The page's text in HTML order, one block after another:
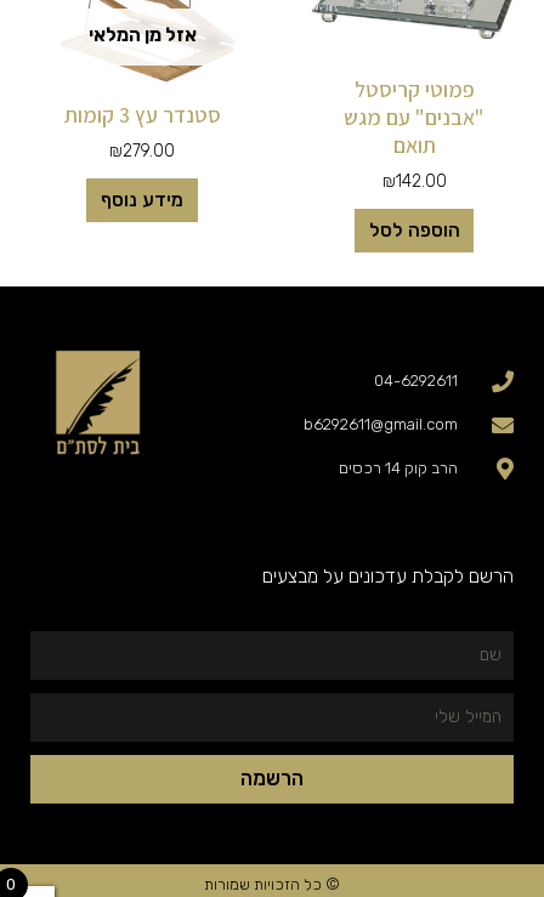
פמוטי קריסטל
"אבנים" עם מגש
תואם
₪142.00
הוספה לסל
אזל מן המלאי
סטנדר עץ 3 קומות
₪279.00
מידע נוסף
04-6292611
b6292611@gmail.com
הרב קוק 14 רכסים
הרשם לקבלת עדכונים על מבצעים
הרשמה
© כל הזכויות שמורות 0